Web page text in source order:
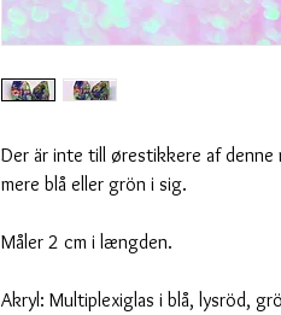
Der är inte till ørestikkere af denne
mere blå eller grön i sig.
Måler 2 cm i længden.
Akryl: Multiplexiglas i blå, lysröd,